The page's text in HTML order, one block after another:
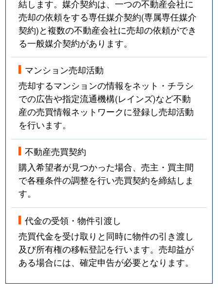
結します。媒介契約は、一つの不動産会社に
売却の依頼をする専任媒介契約(専属専任媒介
契約)と複数の不動産会社に売却の依頼ができ
る一般媒介契約があります。
マンション売却活動
売却するマンションの情報をネット・チラシ
での広告や指定流通機構(レインズ)など不動
産の売買情報ネットワークに登録し売却活動
を行います。
不動産売買契約
購入希望者が見つかった場合、売主・買主間
で各種条件の調整を行い売買契約を締結しま
す。
代金の受領・物件引渡し
売買代金を受け取りと同時に物件の引き渡し
及び所有権の移転登記を行います。売却益が
ある場合には、確定申告が必要となります。